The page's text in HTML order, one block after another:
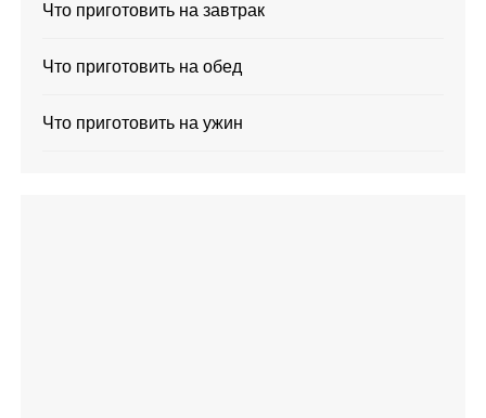
Что приготовить на завтрак
Что приготовить на обед
Что приготовить на ужин